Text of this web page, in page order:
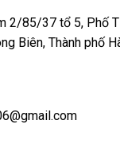
2/85/37 tổ 5, Phố
Biên, Thành phố